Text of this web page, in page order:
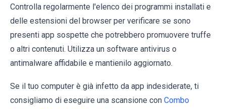
Controlla regolarmente l'elenco dei programmi installati e
delle estensioni del browser per verificare se sono
presenti app sospette che potrebbero promuovere truffe
o altri contenuti. Utilizza un software antivirus o
antimalware affidabile e mantienilo aggiornato.
Se il tuo computer è già infetto da app indesiderate, ti
consigliamo di eseguire una scansione con Combo